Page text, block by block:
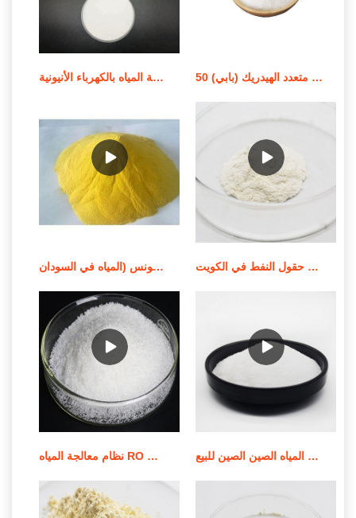
معالجة المياه بالكهرباء الأنيونية (RX FLOC 100) في التسويق الأيرلندي معالجة المياه استر كحول فوسفات متعدد الهيدريك (بابي) 50%
شركات وموردي معالجة المياه في تونس (المياه في السودان كيماويات معالجة المياه كيماويات حقول النفط في الكويت
نظام معالجة المياه RO بقدرة 500 لتر في الساعة/نظام عرض RO للبيع أفضل المبيعات الكيميائية لمعالجة المياه الصين الصين للبيع